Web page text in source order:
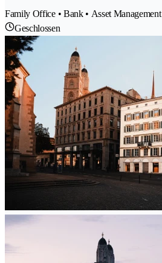
Family Office • Bank • Asset Management
Geschlossen